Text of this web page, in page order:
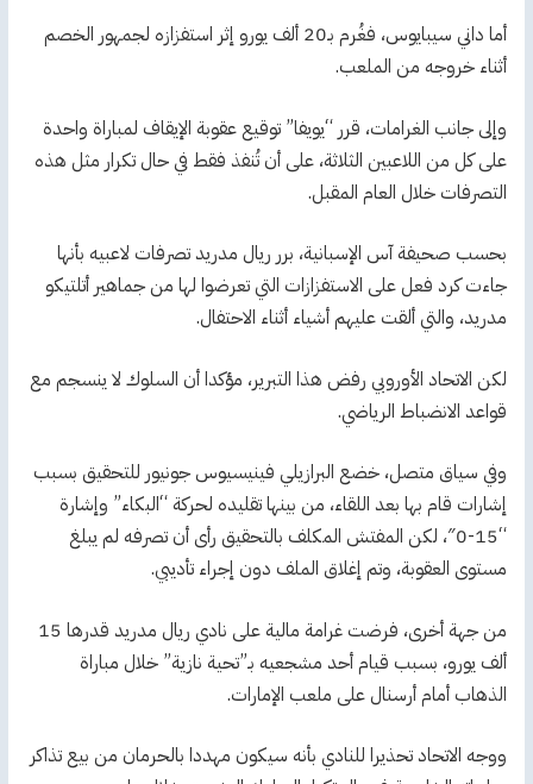
أما داني سيبايوس، فغُرم بـ20 ألف يورو إثر استفزازه لجمهور الخصم
أثناء خروجه من الملعب.
وإلى جانب الغرامات، قرر “يويفا” توقيع عقوبة الإيقاف لمباراة واحدة
على كل من اللاعبين الثلاثة، على أن تُنفذ فقط في حال تكرار مثل هذه
التصرفات خلال العام المقبل.
بحسب صحيفة آس الإسبانية، برر ريال مدريد تصرفات لاعبيه بأنها
جاءت كرد فعل على الاستفزازات التي تعرضوا لها من جماهير أتلتيكو
مدريد، والتي ألقت عليهم أشياء أثناء الاحتفال.
لكن الاتحاد الأوروبي رفض هذا التبرير، مؤكدا أن السلوك لا ينسجم مع
قواعد الانضباط الرياضي.
وفي سياق متصل، خضع البرازيلي فينيسيوس جونيور للتحقيق بسبب
إشارات قام بها بعد اللقاء، من بينها تقليده لحركة “البكاء” وإشارة
“15-0″، لكن المفتش المكلف بالتحقيق رأى أن تصرفه لم يبلغ
مستوى العقوبة، وتم إغلاق الملف دون إجراء تأديبي.
من جهة أخرى، فرضت غرامة مالية على نادي ريال مدريد قدرها 15
ألف يورو، بسبب قيام أحد مشجعيه بـ”تحية نازية” خلال مباراة
الذهاب أمام أرسنال على ملعب الإمارات.
ووجه الاتحاد تحذيرا للنادي بأنه سيكون مهددا بالحرمان من بيع تذاكر